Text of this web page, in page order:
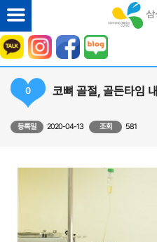
0 코뼈 골절, 골든타임
등록일 2020-04-13 조회 581